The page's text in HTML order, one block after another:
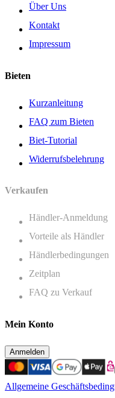
Über Uns
Kontakt
Impressum
Bieten
Kurzanleitung
FAQ zum Bieten
Biet-Tutorial
Widerrufsbelehrung
Verkaufen
Händler-Anmeldung
Vorteile als Händler
Händlerbedingungen
Zeitplan
FAQ zu Verkauf
Mein Konto
Anmelden
Allgemeine